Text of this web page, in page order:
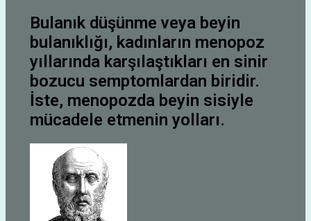
Bulanık düşünme veya beyin
bulanıklığı, kadınların menopoz
yıllarında karşılaştıkları en sinir
bozucu semptomlardan biridir.
İste, menopozda beyin sisiyle
mücadele etmenin yolları.